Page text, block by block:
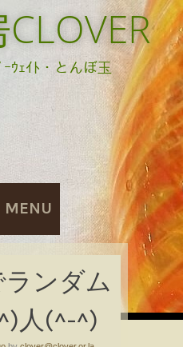
ｰｳｪｲﾄ・とんぼ玉
MENU
ンダム
人(^-^)